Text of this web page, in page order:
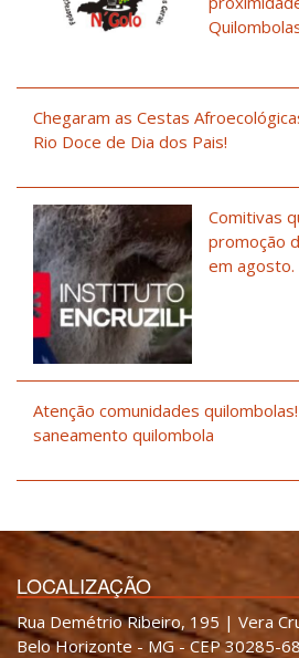
Chegaram as Cestas
Rio Doce de Dia dos Pais!
Comitivas
promoção
em agosto.
Atenção comunidades
saneamento quilombola
LOCALIZAÇÃO
Rua Demétrio Ribeiro, 195 | Vera
Belo Horizonte - MG - CEP 30285-